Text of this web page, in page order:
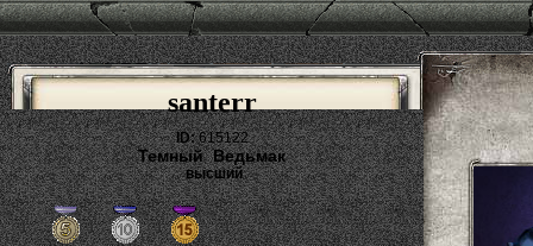
santerr
ID:615122
Темный Ведьмак
высший